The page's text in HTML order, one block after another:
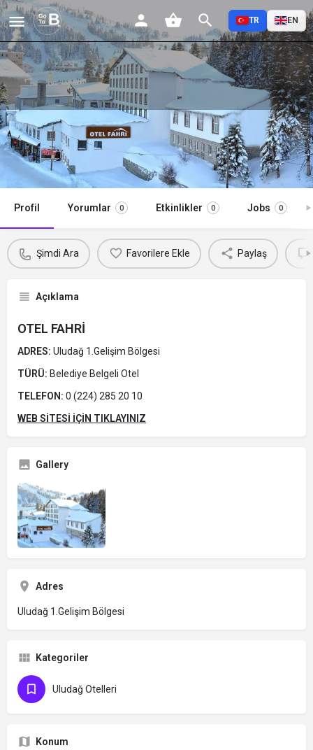
TR EN
OTEL FAHRİ
Şimdi Ara
Profil Yorumlar 0 Etkinlikler 0 Jobs 0
Şimdi Ara Favorilere Ekle Paylaş
Açıklama
OTEL FAHRİ
ADRES: Uludağ 1.Gelişim Bölgesi
TÜRÜ: Belediye Belgeli Otel
TELEFON: 0 (224) 285 20 10
WEB SİTESİ İÇİN TIKLAYINIZ
Gallery
Adres
Uludağ 1.Gelişim Bölgesi
Kategoriler
Uludağ Otelleri
Konum